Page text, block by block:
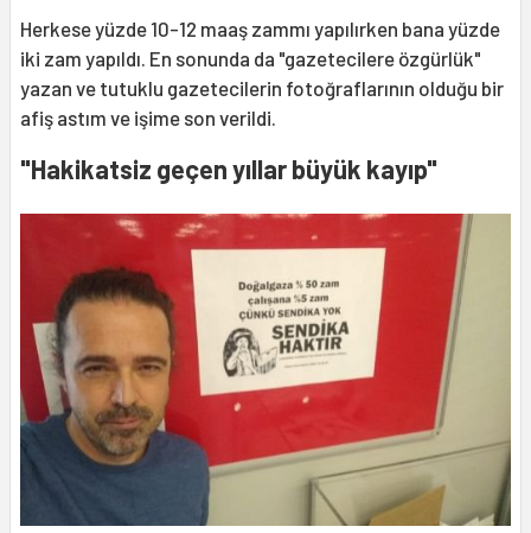
Herkese yüzde 10-12 maaş zammı yapılırken bana yüzde
iki zam yapıldı. En sonunda da "gazetecilere özgürlük"
yazan ve tutuklu gazetecilerin fotoğraflarının olduğu bir
afiş astım ve işime son verildi.
"Hakikatsiz geçen yıllar büyük kayıp"